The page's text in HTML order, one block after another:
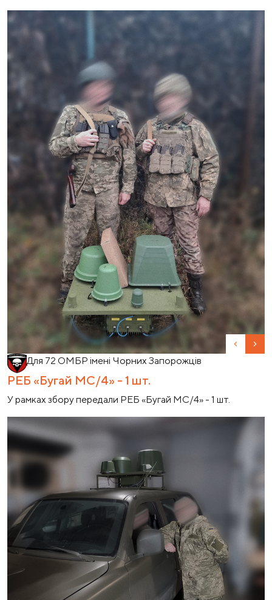
Previous
Для 72 ОМБР імені Чорних Запорожців
РЕБ «Бугай МС/4» - 1 шт.
У рамках збору передали РЕБ «Бугай МС/4» - 1 шт.